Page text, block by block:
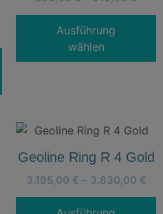
Ausführung
wählen
Geoline Ring R 4 Gold
3.195,00 € – 3.830,00 €